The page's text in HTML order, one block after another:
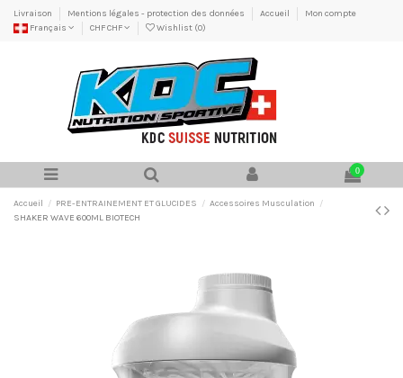
Livraison Mentions légales - protection des données Accueil
Mon compte
Français
CHF CHF Wishlist (0)
0
Accueil PRE-ENTRAINEMENT ET GLUCIDES
Accessoires Musculation
SHAKER WAVE 600ML BIOTECH